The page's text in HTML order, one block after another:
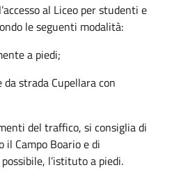
al Liceo per studenti e
le seguenti modalità:
a piedi;
strada Cupellara con
del traffico, si consiglia di
il Campo Boario e di
l’istituto a piedi.